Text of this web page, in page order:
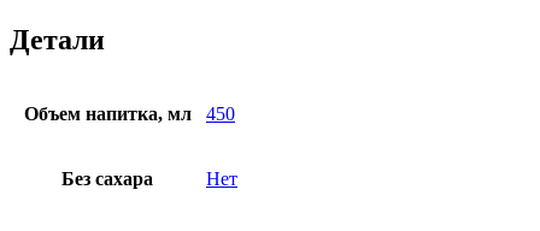
Детали
Объем напитка, мл 450
Без сахара Нет